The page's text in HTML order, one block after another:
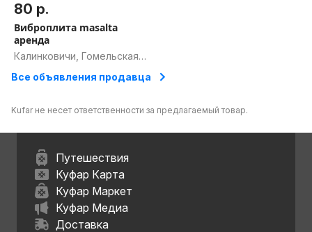
80 р.
Виброплита masalta
аренда
Калинковичи, Гомельская
Все объявления продавца
Kufar не несет ответственности за предлагаемый товар.
Путешествия
Куфар Карта
Куфар Маркет
Куфар Медиа
Доставка